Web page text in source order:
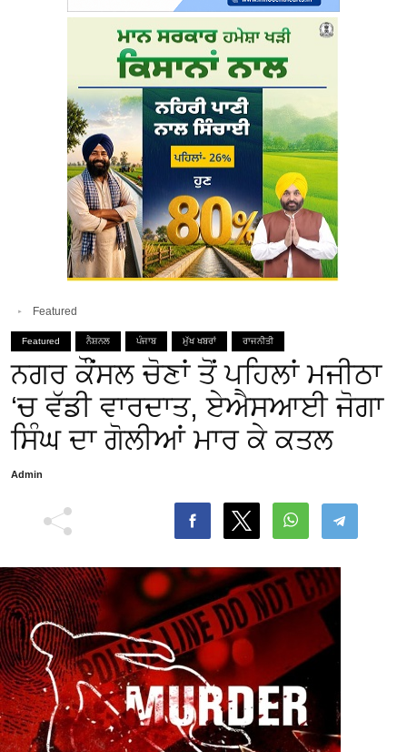
Featured
Featured ਨੈਸ਼ਨਲ ਪੰਜਾਬ ਮੁੱਖ ਖਬਰਾਂ ਰਾਜਨੀਤੀ
ਨਗਰ ਕੌਂਸਲ ਚੋਣਾਂ ਤੋਂ ਪਹਿਲਾਂ ਮਜੀਠਾ
‘ਚ ਵੱਡੀ ਵਾਰਦਾਤ, ਏਐਸਆਈ ਜੋਗਾ
ਸਿੰਘ ਦਾ ਗੋਲੀਆਂ ਮਾਰ ਕੇ ਕਤਲ
Admin